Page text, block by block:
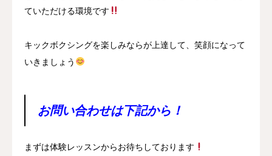
ていただける環境です
キックボクシングを楽しみならが上達して、笑顔になって
いきましょう
お問い合わせは下記から！
まずは体験レッスンからお待ちしております